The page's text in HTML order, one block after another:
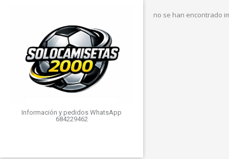
Información y pedidos WhatsApp
684229462
no se han encontrado